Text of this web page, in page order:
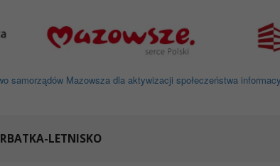
samorządów Mazowsza dla aktywizacji społeczeństwa
LETNISKO